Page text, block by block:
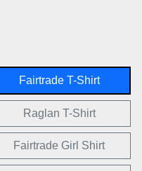
Fairtrade T-Shirt
Raglan T-Shirt
Fairtrade Girl Shirt